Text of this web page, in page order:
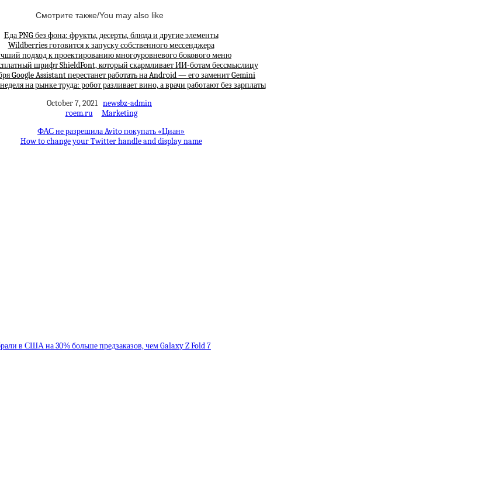
Смотрите также/You may also like
Еда PNG без фона: фрукты, десерты, блюда и другие элементы
Wildberries готовится к запуску собственного мессенджера
подход к проектированию многоуровневого бокового меню
шрифт ShieldFont, который скармливает ИИ-ботам бессмыслицу
Google Assistant перестанет работать на Android — его заменит Gemini
на рынке труда: робот разливает вино, а врачи работают без зарплаты
October 7, 2021 newsbz-admin
roem.ru
Marketing
ФАС не разрешила Avito покупать «Циан»
How to change your Twitter handle and display name
в США на 30% больше предзаказов, чем Galaxy Z Fold 7